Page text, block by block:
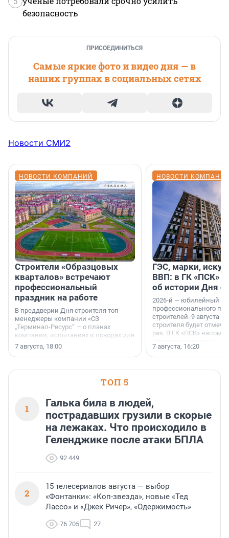
безопасность
ПРИСОЕДИНИТЬСЯ
Самые яркие фото и видео дня — в
наших группах в социальных сетях
Новости СМИ2
НОВОСТИ КОМПАНИЙ
Строители «Образцовых
кварталов» встречают
профессиональный
праздник на работе
В преддверии Дня строителя топ-
менеджеры компании «СЗ
„Терминал-Ресурс“ — о планах
компании, испытаниях и поводах для
осторожного оптимизма.
7 августа, 18:00
НОВОСТИ
ГЭС, марки,
ВВП: в ГК «ПСК»
об истории Дня
2026-й — юбилейный
профессионального
строителей. 9 августа
строителя будет
раз. В ГК «ПСК»
поменялась роль
7 августа, 16:20
ТОП 5
1
Галька била в людей,
пострадавших грузили в скорые
на лежаках. Что происходило в
Геленджике после атаки БПЛА
92 449
2
15 телесериалов августа — выбор
«Фонтанки»: «Коп-звезда», новые «Тед
Лассо» и «Джек Ричер», «Одержимость»
76 705 27